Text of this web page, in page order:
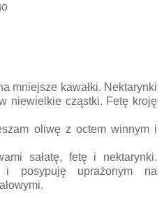
mniejsze kawałki. Nektarynki
niewielkie cząstki. Fetę kroję
oliwę z octem winnym i
sałatę, fetę i nektarynki.
i posypuję uprażonym na